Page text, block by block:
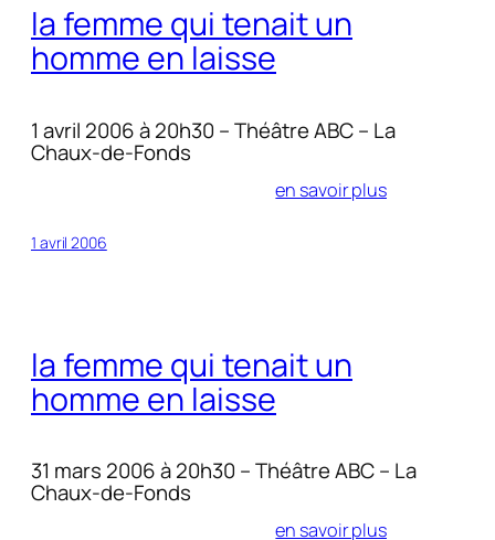
la femme qui tenait un
homme en laisse
1 avril 2006 à 20h30 – Théâtre ABC – La
Chaux-de-Fonds
en savoir plus
1 avril 2006
la femme qui tenait un
homme en laisse
31 mars 2006 à 20h30 – Théâtre ABC – La
Chaux-de-Fonds
en savoir plus